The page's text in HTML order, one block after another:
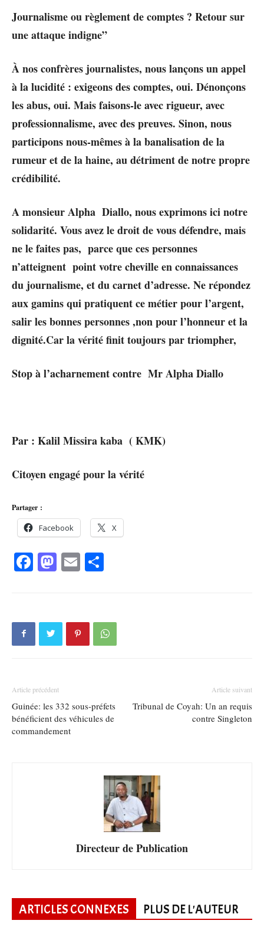
Journalisme ou règlement de comptes ? Retour sur
une attaque indigne”
À nos confrères journalistes, nous lançons un appel
à la lucidité : exigeons des comptes, oui. Dénonçons
les abus, oui. Mais faisons-le avec rigueur, avec
professionnalisme, avec des preuves. Sinon, nous
participons nous-mêmes à la banalisation de la
rumeur et de la haine, au détriment de notre propre
crédibilité.
A monsieur Alpha Diallo, nous exprimons ici notre
solidarité. Vous avez le droit de vous défendre, mais
ne le faites pas, parce que ces personnes
n’atteignent point votre cheville en connaissances
du journalisme, et du carnet d’adresse. Ne répondez
aux gamins qui pratiquent ce métier pour l’argent,
salir les bonnes personnes ,non pour l’honneur et la
dignité.Car la vérité finit toujours par triompher,
Stop à l’acharnement contre Mr Alpha Diallo
Par : Kalil Missira kaba ( KMK)
Citoyen engagé pour la vérité
Partager :
Facebook X
Facebook
Mastodon
Email
Article précédent
Guinée: les 332 sous-préfets
bénéficient des véhicules de
commandement
Article suivant
Tribunal de Coyah: Un an requis
contre Singleton
Directeur de Publication
ARTICLES CONNEXES PLUS DE L'AUTEUR